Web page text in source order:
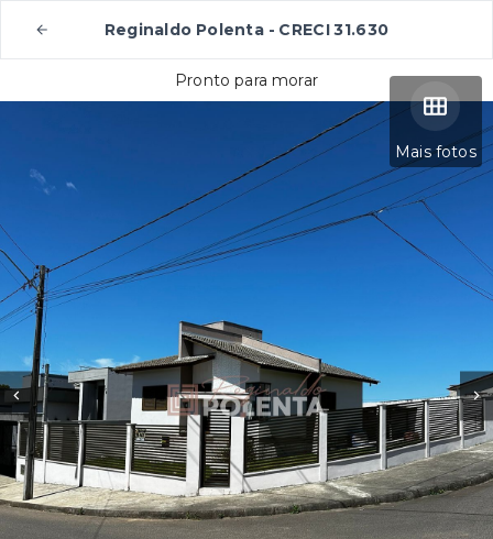
Reginaldo Polenta - CRECI 31.630
Mais fotos
Pronto para morar